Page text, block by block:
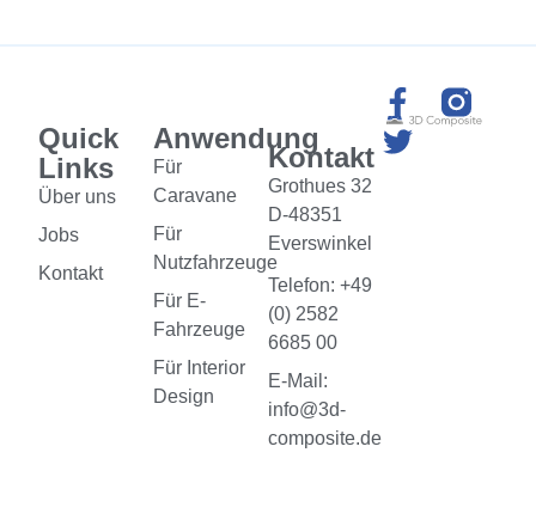
Anwendung
Für
Caravane
Für
Nutzfahrzeuge
Für E-
Fahrzeuge
Für Interior
Design
Quick
Links
Über uns
Jobs
Kontakt
Kontakt
Grothues 32
D-48351
Everswinkel
Telefon: +49
(0) 2582
6685 00
E-Mail:
info@3d-
composite.de